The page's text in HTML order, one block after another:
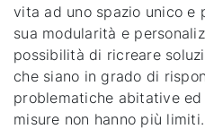
vita ad uno spazio unico e
sua modularità e
possibilità di ricreare
che siano in grado di
problematiche abitative
misure non hanno più